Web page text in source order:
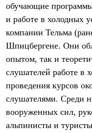
Перчатки
Носки
Полезные аксессуары
Брелки
Ремни
Шевроны
Опушки
Термоковрики
Уход за одеждой
В Арктику
PEAK
ЗА ПОЛЯРНЫМ КРУГОМ
обучающие
и работе в холодных
компании Тельма
Шпицбергене. Они
опытом, так и
слушателей работе в
проведения курсов
слушателями. Среди
вооруженных сил,
альпинисты и